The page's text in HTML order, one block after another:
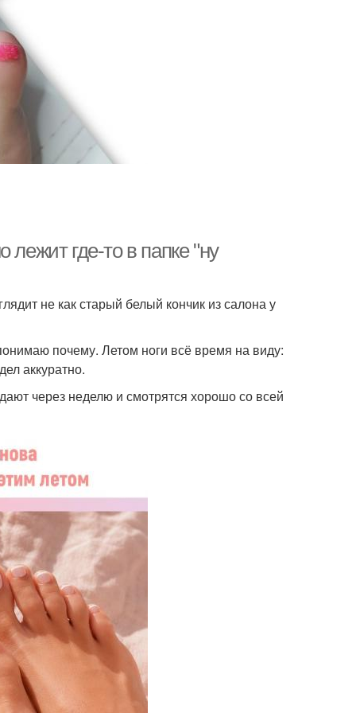
где-то в папке "ну
не как старый белый кончик из салона у
почему. Летом ноги всё время на виду:
аккуратно.
через неделю и смотрятся хорошо со всей